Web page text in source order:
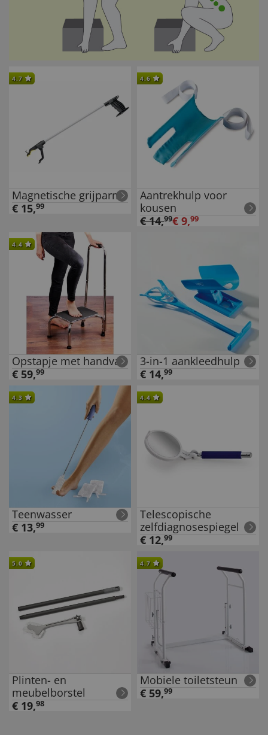
4.7
Magnetische grijparm
€ 15,99
4.6
Aantrekhulp voor
kousen
€14,99€ 9,99
4.4
Opstapje met handvat
€ 59,99
3-in-1 aankleedhulp
€ 14,99
4.3
Teenwasser
€ 13,99
4.4
Telescopische
zelfdiagnosespiegel
€ 12,99
5.0
Plinten- en
meubelborstel
€ 19,98
4.7
Mobiele toiletsteun
€ 59,99